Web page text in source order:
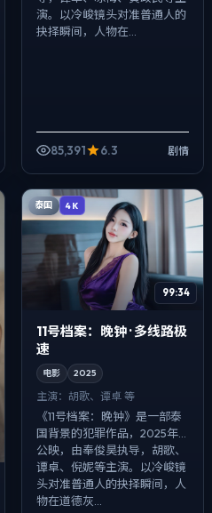
演。以冷峻镜头对准普通人的
抉择瞬间，人物在...
85,391 6.3 剧情
泰国 4K
99:34
11号档案：晚钟 · 多线路极
速
电影 2025
主演： 胡歌、谭卓 等
《11号档案：晚钟》是一部泰
国背景的犯罪作品，2025年
公映，由奉俊昊执导，胡歌、
谭卓、倪妮等主演。以冷峻镜
头对准普通人的抉择瞬间，人
物在道德灰...